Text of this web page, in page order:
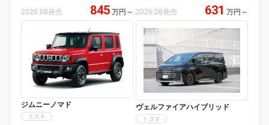
2026.08発売 845 万円 ～ 2026.08発売 631 万円 ～
ジムニーノマド
スズキ
ヴェルファイアハイブリッド
トヨタ